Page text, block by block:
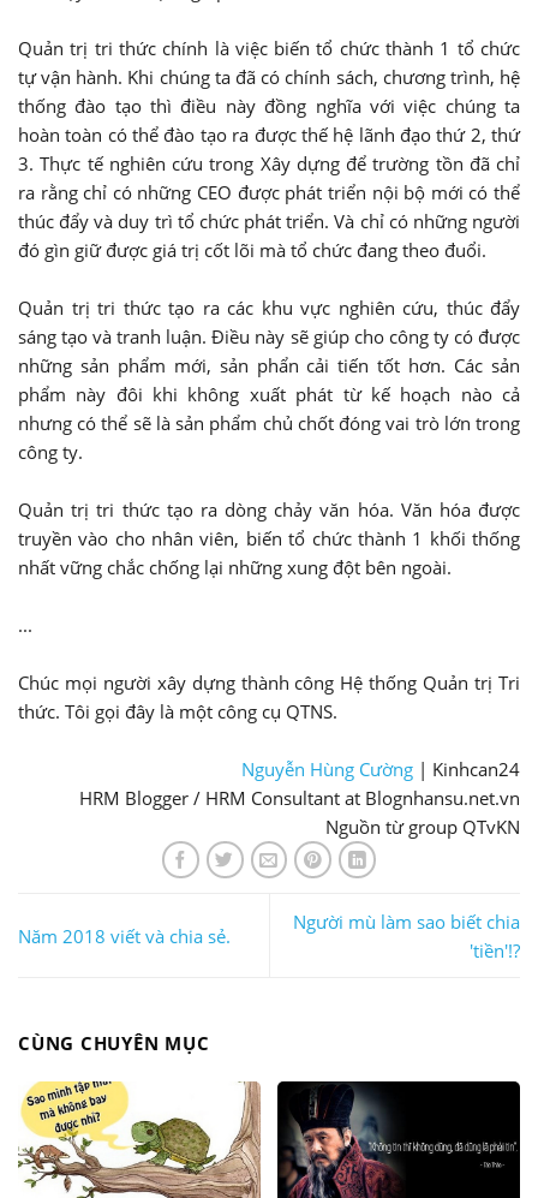
Quản trị tri thức chính là việc biến tổ chức thành 1 tổ chức
tự vận hành. Khi chúng ta đã có chính sách, chương trình, hệ
thống đào tạo thì điều này đồng nghĩa với việc chúng ta
hoàn toàn có thể đào tạo ra được thế hệ lãnh đạo thứ 2, thứ
3. Thực tế nghiên cứu trong Xây dựng để trường tồn đã chỉ
ra rằng chỉ có những CEO được phát triển nội bộ mới có thể
thúc đẩy và duy trì tổ chức phát triển. Và chỉ có những người
đó gìn giữ được giá trị cốt lõi mà tổ chức đang theo đuổi.
Quản trị tri thức tạo ra các khu vực nghiên cứu, thúc đẩy
sáng tạo và tranh luận. Điều này sẽ giúp cho công ty có được
những sản phẩm mới, sản phẩn cải tiến tốt hơn. Các sản
phẩm này đôi khi không xuất phát từ kế hoạch nào cả
nhưng có thể sẽ là sản phẩm chủ chốt đóng vai trò lớn trong
công ty.
Quản trị tri thức tạo ra dòng chảy văn hóa. Văn hóa được
truyền vào cho nhân viên, biến tổ chức thành 1 khối thống
nhất vững chắc chống lại những xung đột bên ngoài.
...
Chúc mọi người xây dựng thành công Hệ thống Quản trị Tri
thức. Tôi gọi đây là một công cụ QTNS.
Nguyễn Hùng Cường | Kinhcan24
HRM Blogger / HRM Consultant at Blognhansu.net.vn
Nguồn từ group QTvKN
Năm 2018 viết và chia sẻ.
Người mù làm sao biết chia
'tiền'!?
CÙNG CHUYÊN MỤC